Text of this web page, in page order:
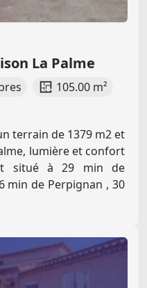
La Palme
105.00 m²
terrain de 1379 m2 et
lumière et confort
situé à 29 min de
min de Perpignan , 30